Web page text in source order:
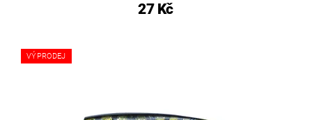
27 Kč
VÝPRODEJ